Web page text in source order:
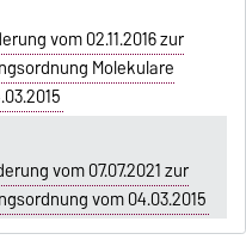
vom 02.11.2016 zur
Molekulare
vom 07.07.2021 zur
vom 04.03.2015